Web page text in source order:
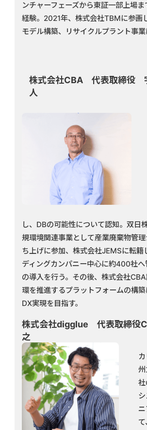
ンチャーフェーズから東証一部上場
経験。2021年、株式会社TBMに参画
モデル構築、リサイクルプラント事業
株式会社CBA 代表取締役
人
し、DBの可能性について認知。双日
規環境関連事業として産業廃棄物管
ち上げに参加、株式会社JEMSに転籍
ディングカンパニー中心に約400社
の導入を行う。その後、株式会社
環を推進するプラットフォームの構
DX実現を目指す。
株式会社digglue 代表取締役
之
社